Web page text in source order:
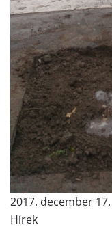
2017. december 17.
Hírek